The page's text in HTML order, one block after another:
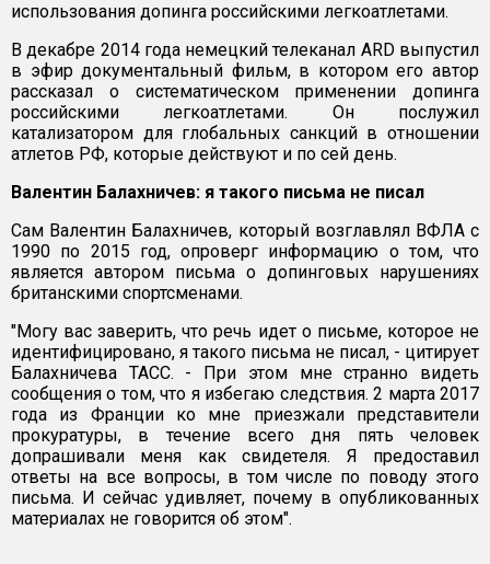
использования допинга российскими легкоатлетами.
В декабре 2014 года немецкий телеканал ARD выпустил
в эфир документальный фильм, в котором его автор
рассказал о систематическом применении допинга
российскими легкоатлетами. Он послужил
катализатором для глобальных санкций в отношении
атлетов РФ, которые действуют и по сей день.
Валентин Балахничев: я такого письма не писал
Сам Валентин Балахничев, который возглавлял ВФЛА с
1990 по 2015 год, опроверг информацию о том, что
является автором письма о допинговых нарушениях
британскими спортсменами.
"Могу вас заверить, что речь идет о письме, которое не
идентифицировано, я такого письма не писал, - цитирует
Балахничева ТАСС. - При этом мне странно видеть
сообщения о том, что я избегаю следствия. 2 марта 2017
года из Франции ко мне приезжали представители
прокуратуры, в течение всего дня пять человек
допрашивали меня как свидетеля. Я предоставил
ответы на все вопросы, в том числе по поводу этого
письма. И сейчас удивляет, почему в опубликованных
материалах не говорится об этом".